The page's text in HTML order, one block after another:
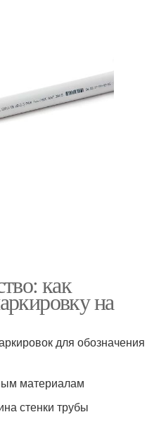
как
на
для обозначения
материалам
стенки трубы